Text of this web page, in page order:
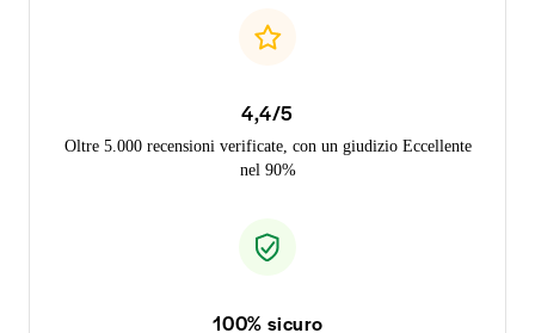
4,4/5
Oltre 5.000 recensioni verificate, con un giudizio Eccellente
nel 90%
100% sicuro